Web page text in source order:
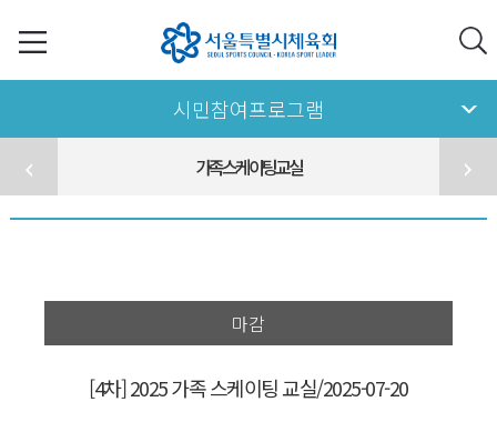
시민참여프로그램
가족스케이팅교실
마감
[4차] 2025 가족 스케이팅 교실/2025-07-20